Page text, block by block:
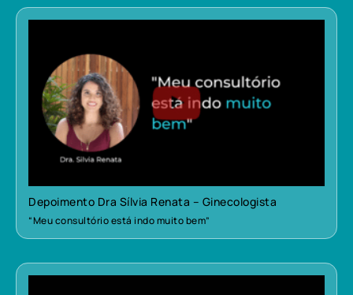
Depoimento Dra Sílvia Renata – Ginecologista
“Meu consultório está indo muito bem”